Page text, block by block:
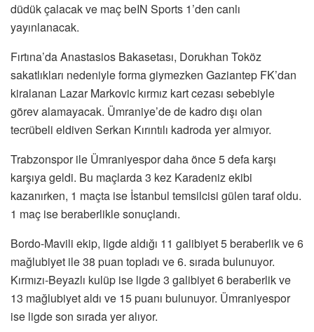
düdük çalacak ve maç beIN Sports 1’den canlı
yayınlanacak.
Fırtına’da Anastasios Bakasetası, Dorukhan Toköz
sakatlıkları nedeniyle forma giymezken Gaziantep FK’dan
kiralanan Lazar Markovic kırmız kart cezası sebebiyle
görev alamayacak. Ümraniye’de de kadro dışı olan
tecrübeli eldiven Serkan Kırıntılı kadroda yer almıyor.
Trabzonspor ile Ümraniyespor daha önce 5 defa karşı
karşıya geldi. Bu maçlarda 3 kez Karadeniz ekibi
kazanırken, 1 maçta ise İstanbul temsilcisi gülen taraf oldu.
1 maç ise beraberlikle sonuçlandı.
Bordo-Mavili ekip, ligde aldığı 11 galibiyet 5 beraberlik ve 6
mağlubiyet ile 38 puan topladı ve 6. sırada bulunuyor.
Kırmızı-Beyazlı kulüp ise ligde 3 galibiyet 6 beraberlik ve
13 mağlubiyet aldı ve 15 puanı bulunuyor. Ümraniyespor
ise ligde son sırada yer alıyor.